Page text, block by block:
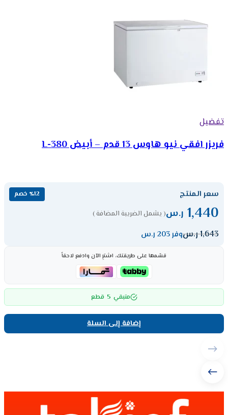
تفضيل
فريزر افقي نيو هاوس 13 قدم – أبيض 380-L
سعر المنتج ٪12 خصم
1,440 ر.س( يشمل الضريبة المضافة )
1,643ر.سوفر 203 ر.س
قسّمها على طريقتك، اشترِ الآن وادفع لاحقاً
متبقي 5 قطع
إضافة إلى السلة